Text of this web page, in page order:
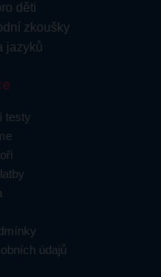
děti
zkoušky
jazyků
testy
údajů